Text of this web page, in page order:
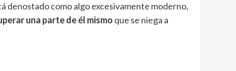
denostado como algo excesivamente moderno,
una parte de él mismo que se niega a